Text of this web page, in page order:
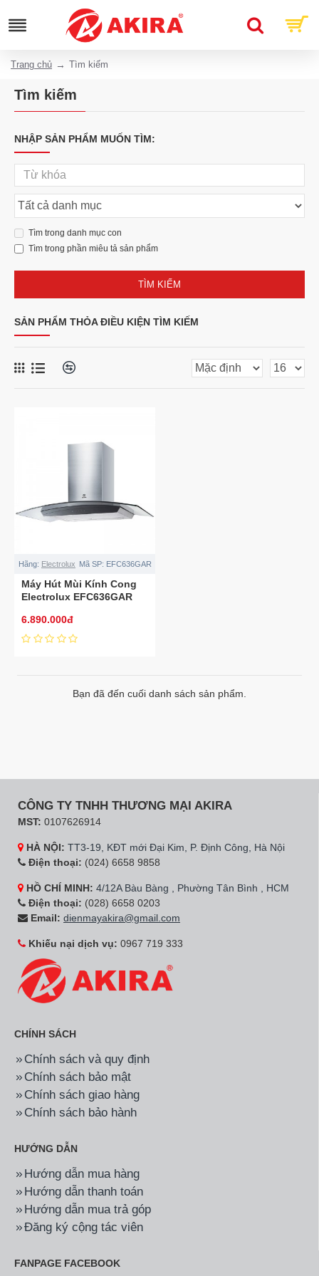
Trang chủ Tìm kiếm
Tìm kiếm
NHẬP SẢN PHẨM MUỐN TÌM:
Tìm trong danh mục con
Tìm trong phần miêu tả sản phẩm
TÌM KIẾM
SẢN PHẨM THỎA ĐIỀU KIỆN TÌM KIẾM
Hãng: Electrolux Mã SP: EFC636GAR
Máy Hút Mùi Kính Cong
Electrolux EFC636GAR
6.890.000đ
Bạn đã đến cuối danh sách sản phẩm.
CÔNG TY TNHH THƯƠNG MẠI AKIRA
MST: 0107626914
HÀ NỘI: TT3-19, KĐT mới Đại Kim, P. Định Công, Hà Nội
Điện thoại: (024) 6658 9858
HỒ CHÍ MINH: 4/12A Bàu Bàng , Phường Tân Bình , HCM
Điện thoại: (028) 6658 0203
Email: dienmayakira@gmail.com
Khiếu nại dịch vụ: 0967 719 333
CHÍNH SÁCH
Chính sách và quy định
Chính sách bảo mật
Chính sách giao hàng
Chính sách bảo hành
HƯỚNG DẪN
Hướng dẫn mua hàng
Hướng dẫn thanh toán
Hướng dẫn mua trả góp
Đăng ký cộng tác viên
FANPAGE FACEBOOK